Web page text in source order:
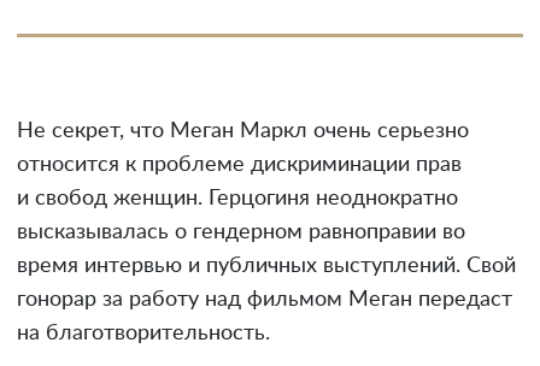
Не секрет, что Меган Маркл очень серьезно
относится к проблеме дискриминации прав
и свобод женщин. Герцогиня неоднократно
высказывалась о гендерном равноправии во
время интервью и публичных выступлений. Свой
гонорар за работу над фильмом Меган передаст
на благотворительность.